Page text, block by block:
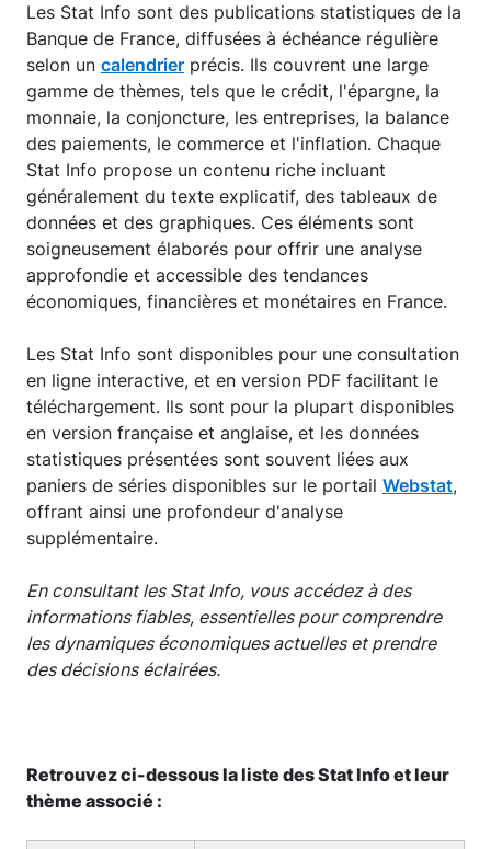
Les Stat Info sont des publications statistiques de la
Banque de France, diffusées à échéance régulière
selon un calendrier précis. Ils couvrent une large
gamme de thèmes, tels que le crédit, l'épargne, la
monnaie, la conjoncture, les entreprises, la balance
des paiements, le commerce et l'inflation. Chaque
Stat Info propose un contenu riche incluant
généralement du texte explicatif, des tableaux de
données et des graphiques. Ces éléments sont
soigneusement élaborés pour offrir une analyse
approfondie et accessible des tendances
économiques, financières et monétaires en France.
Les Stat Info sont disponibles pour une consultation
en ligne interactive, et en version PDF facilitant le
téléchargement. Ils sont pour la plupart disponibles
en version française et anglaise, et les données
statistiques présentées sont souvent liées aux
paniers de séries disponibles sur le portail Webstat,
offrant ainsi une profondeur d'analyse
supplémentaire.
En consultant les Stat Info, vous accédez à des
informations fiables, essentielles pour comprendre
les dynamiques économiques actuelles et prendre
des décisions éclairées.
Retrouvez ci-dessous la liste des Stat Info et leur
thème associé :